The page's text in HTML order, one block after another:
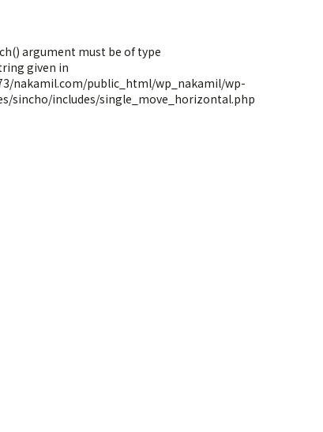
argument must be of type
given in
nakamil.com/public_html/wp_nakamil/wp-
sincho/includes/single_move_horizontal.php